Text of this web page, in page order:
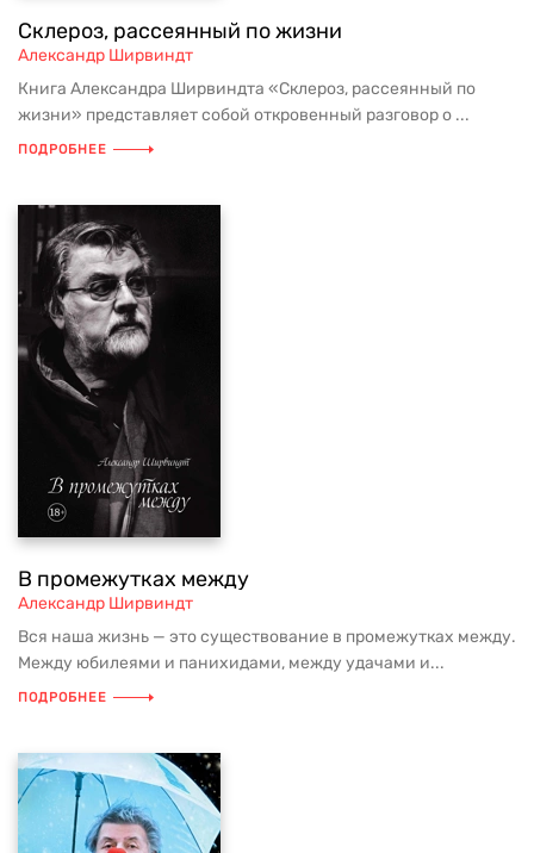
Склероз, рассеянный по жизни
Александр Ширвиндт
Книга Александра Ширвиндта «Склероз, рассеянный по
жизни» представляет собой откровенный разговор о ...
ПОДРОБНЕЕ
В промежутках между
Александр Ширвиндт
Вся наша жизнь — это существование в промежутках между.
Между юбилеями и панихидами, между удачами и...
ПОДРОБНЕЕ